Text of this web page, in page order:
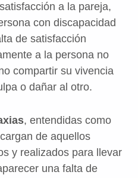
a la pareja,
con discapacidad
de satisfacción
a la persona no
compartir su vivencia
o dañar al otro.
, entendidas como
de aquellos
y realizados para llevar
una falta de